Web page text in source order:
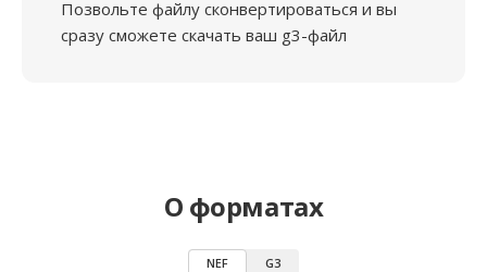
Позвольте файлу сконвертироваться и вы
сразу сможете скачать ваш g3-файл
О форматах
NEF G3